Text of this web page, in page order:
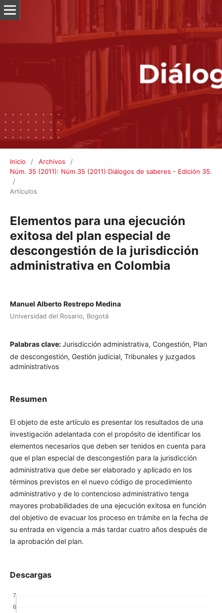
Inicio / Archivos
/
Núm. 35 (2011): Núm.35 (2011):Diálogos de saberes - Edición 35. /
Artículos
exitosa del plan especial de
descongestión de la jurisdicción
administrativa en Colombia
Universidad del Rosario, Bogotá
de descongestión, Gestión judicial, Tribunales y juzgados
administrativos
investigación adelantada con el propósito de identificar los
elementos necesarios que deben ser tenidos en cuenta para
que el plan especial de descongestión para la jurisdicción
administrativa que debe ser elaborado y aplicado en los
términos previstos en el nuevo código de procedimiento
administrativo y de lo contencioso administrativo tenga
mayores probabilidades de una ejecución exitosa en
función del objetivo de evacuar los proceso en trámite en la
fecha de su entrada en vigencia a más tardar cuatro años
después de la aprobación del plan.